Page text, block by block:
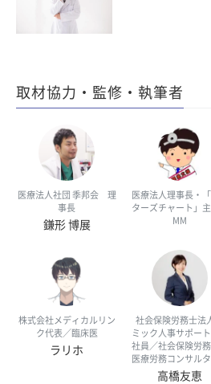
取材協力・監修・執筆者
医療法人社団 季邦会 理
事長
鎌形 博展
医療法人理事長・
ターズチャート」
MM
株式会社メディカルリン
ク代表／臨床医
ラリホ
社会保険労務士法
ミック人事サポー
社員／社会保険労
医療労務コンサル
高橋友恵